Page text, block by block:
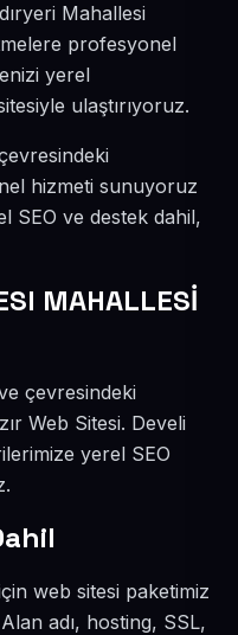
Mahallesi
profesyonel
yerel
ulaştırıyoruz.
hizmeti sunuyoruz
SEO ve destek dahil,
MAHALLESİ
çevresindeki
Web Sitesi. Develi
yerel SEO
web sitesi paketimiz
adı, hosting, SSL,